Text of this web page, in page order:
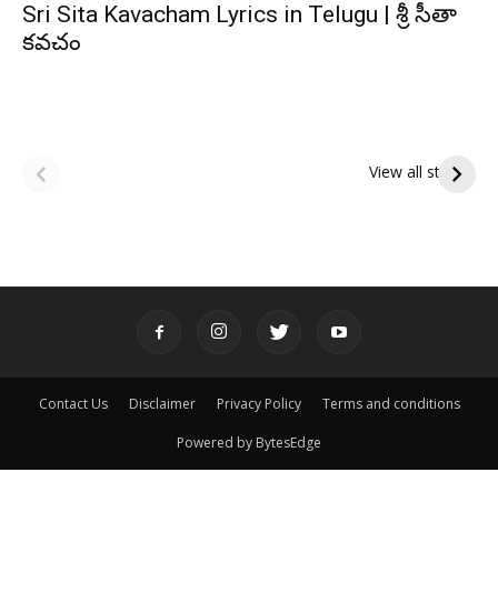
Sri Sita Kavacham Lyrics in Telugu | శ్రీ సీతా
కవచం
View all stories
పితృదేవతల ఆశీర్వాదం
ఇంద్రకీలాద్రి గిరి ప్రదక్షిణ
Contact Us Disclaimer Privacy Policy Terms and conditions
Powered by BytesEdge